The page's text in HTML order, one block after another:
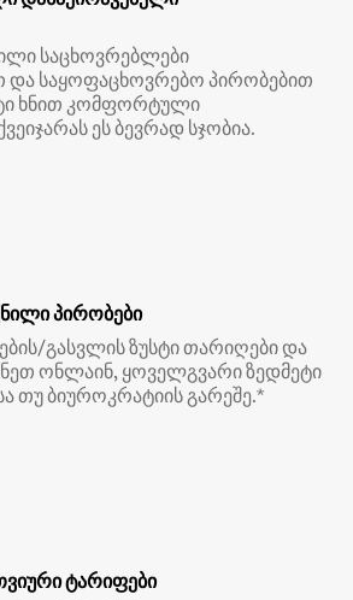
საცხოვრებლები
და საყოფაცხოვრებო პირობებით
ხნით კომფორტული
ეს ბევრად სჯობია.
პირობები
გასვლის ზუსტი თარიღები და
ონლაინ, ყოველგვარი ზედმეტი
თუ ბიუროკრატიის გარეშე.*
ტარიფები